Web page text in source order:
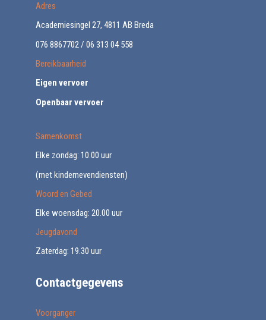
Adres
Academiesingel 27, 4811 AB Breda
076 8867702 / 06 313 04 558
Bereikbaarheid
Eigen vervoer
Openbaar vervoer
Samenkomst
Elke zondag: 10.00 uur
(met kindernevendiensten)
Woord en Gebed
Elke woensdag: 20.00 uur
Jeugdavond
Zaterdag: 19.30 uur
Contactgegevens
Voorganger